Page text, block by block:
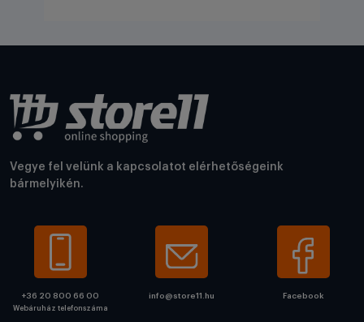
Vegye fel velünk a kapcsolatot elérhetőségeink
bármelyikén.
+36 20 800 66 00
Webáruház telefonszáma
info@store11.hu Facebook